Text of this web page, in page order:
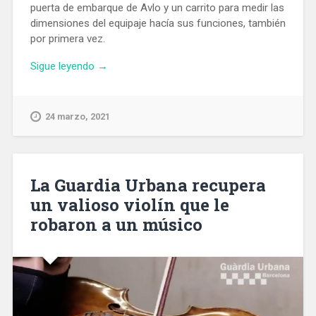
puerta de embarque de Avlo y un carrito para medir las
dimensiones del equipaje hacía sus funciones, también
por primera vez.
Sigue leyendo «Renfe
nuevos
viaje
Madrid
–
→
24 marzo, 2021
La Guardia Urbana recupera
un valioso violín que le
robaron a un músico